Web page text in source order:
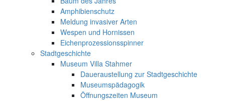
Amphibienschutz
Meldung invasiver Arten
Wespen und Hornissen
Eichenprozessionsspinner
Stadtgeschichte
Museum Villa Stahmer
Daueraustellung zur Stadtgeschichte
Museumspädagogik
Öffnungszeiten Museum